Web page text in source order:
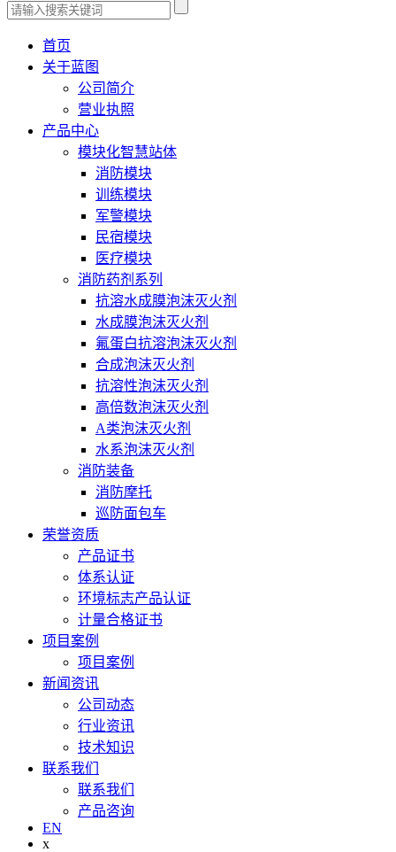
首页
关于蓝图
公司简介
营业执照
产品中心
模块化智慧站体
消防模块
训练模块
军警模块
民宿模块
医疗模块
消防药剂系列
抗溶水成膜泡沫灭火剂
水成膜泡沫灭火剂
氟蛋白抗溶泡沫灭火剂
合成泡沫灭火剂
抗溶性泡沫灭火剂
高倍数泡沫灭火剂
A类泡沫灭火剂
水系泡沫灭火剂
消防装备
消防摩托
巡防面包车
荣誉资质
产品证书
体系认证
环境标志产品认证
计量合格证书
项目案例
项目案例
新闻资讯
公司动态
行业资讯
技术知识
联系我们
联系我们
产品咨询
EN
x